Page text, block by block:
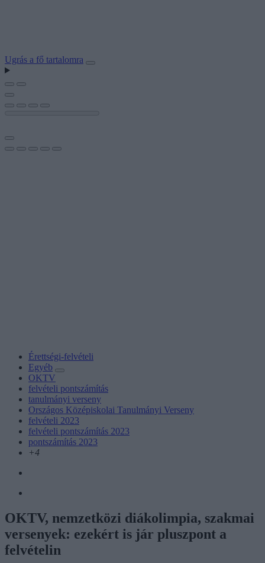
Ugrás a fő tartalomra
Érettségi-felvételi
Egyéb
OKTV
felvételi pontszámítás
tanulmányi verseny
Országos Középiskolai Tanulmányi Verseny
felvételi 2023
felvételi pontszámítás 2023
pontszámítás 2023
+4
OKTV, nemzetközi diákolimpia, szakmai
versenyek: ezekért is jár pluszpont a
felvételin